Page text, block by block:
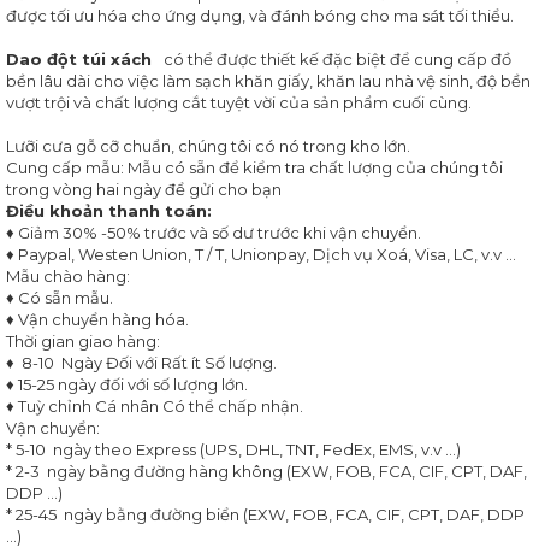
CẮT
NYLON
ĐÁ
MÀI
DAO
KHUÔN
MẪU
CÔNG
NGHIỆP
TIN
TỨC
NỔI
BẬT
TẠI
SAO
CHỌN
CHÚNG
TÔI
Nhà
sản
xuất
được tối ưu hóa cho ứng dụng, và đánh bóng cho ma sát tối thiểu.
Dao đột túi xách
có thể được thiết kế đặc biệt để cung cấp đồ
bền lâu dài cho việc làm sạch khăn giấy, khăn lau nhà vệ sinh, độ bền
vượt trội và chất lượng cắt tuyệt vời của sản phẩm cuối cùng.
Lưỡi cưa gỗ cỡ chuẩn, chúng tôi có nó trong kho lớn.
Cung cấp mẫu: Mẫu có sẵn để kiểm tra chất lượng của chúng tôi
trong vòng hai ngày để gửi cho bạn
Điều khoản thanh toán:
♦ Giảm 30% -50% trước và số dư trước khi vận chuyển.
♦ Paypal, Westen Union, T / T, Unionpay, Dịch vụ Xoá, Visa, LC, v.v ...
Mẫu chào hàng:
♦ Có sẵn mẫu.
♦ Vận chuyển hàng hóa.
Thời gian giao hàng:
♦ 8-10 Ngày Đối với Rất ít Số lượng.
♦ 15-25 ngày đối với số lượng lớn.
♦ Tuỳ chỉnh Cá nhân Có thể chấp nhận.
Vận chuyển:
* 5-10 ngày theo Express (UPS, DHL, TNT, FedEx, EMS, v.v ...)
* 2-3 ngày bằng đường hàng không (EXW, FOB, FCA, CIF, CPT, DAF,
DDP ...)
* 25-45 ngày bằng đường biển (EXW, FOB, FCA, CIF, CPT, DAF, DDP
...)